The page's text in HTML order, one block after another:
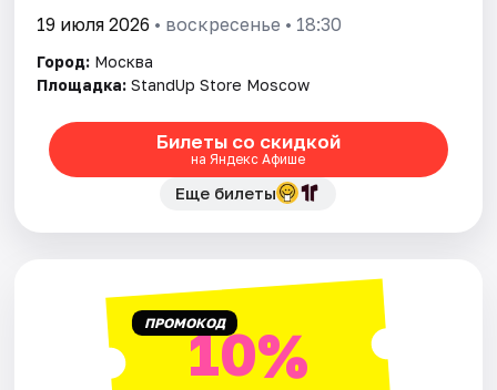
Площадки
Артисты
Рейтинги
19 июля 2026 • воскресенье • 18:30
Город: Москва
Площадка: StandUp Store Moscow
Билеты со скидкой
на Яндекс Афише
Еще билеты
ПРОМОКОД10%